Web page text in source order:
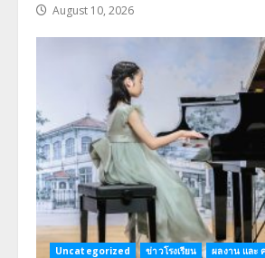
August 10, 2026
Uncategorized ข่าวโรงเรียน ผลงาน และ